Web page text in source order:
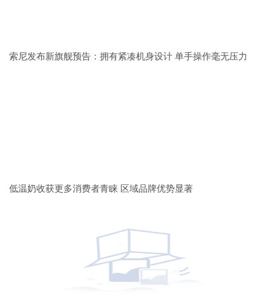
索尼发布新旗舰预告：拥有紧凑机身设计 单手操作毫无压力
低温奶收获更多消费者青睐 区域品牌优势显著